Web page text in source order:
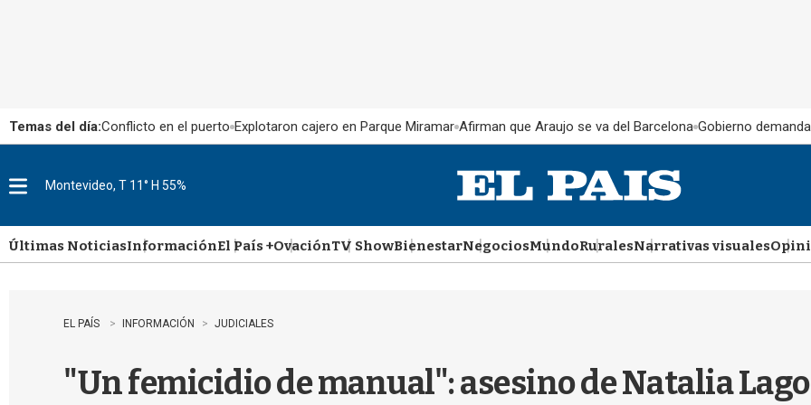
Temas del día:Conflicto en el puerto Explotaron cajero en Parque Miramar Afirman que Araujo se va del Barcelona Gobierno
u
Montevideo, T 11° H 55%
Últimas NoticiasInformaciónEl País +OvaciónTV ShowBienestarNegociosMundoRuralesNarrativas visuales
EL PAÍS INFORMACIÓN JUDICIALES
"Un femicidio de manual": asesino de Natalia